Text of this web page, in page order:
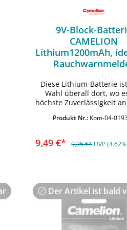
9V-Block-
CAMELION
Lithium1200mAh,
Diese Lithium-Batterie
Wahl überall dort, wo
höchste Zuverlässigkeit
Rauchmeldern, Bis zu 4
Alkali-Batterien und bis zu
Haltbarkeit,
Produkt Nr.: Kom-04-
9,49 €* 9,95 €* UVP
In den
Der Artikel ist bald